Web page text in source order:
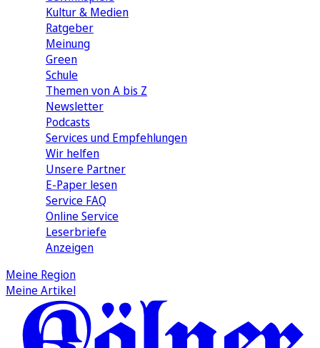
Kultur & Medien
Ratgeber
Meinung
Green
Schule
Themen von A bis Z
Newsletter
Podcasts
Services und Empfehlungen
Wir helfen
Unsere Partner
E-Paper lesen
Service FAQ
Online Service
Leserbriefe
Anzeigen
Meine Region
Meine Artikel